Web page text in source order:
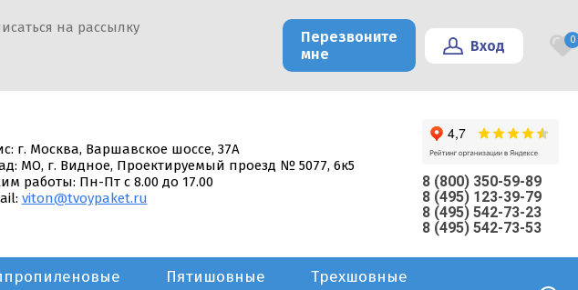
на рассылку
Перезвоните
мне
Вход 0
г. Москва, Варшавское шоссе, 37А
МО, г. Видное, Проектируемый проезд № 5077, 6к5
работы: Пн-Пт с 8.00 до 17.00
viton@tvoypaket.ru
8 (800) 350-59-89
8 (495) 123-39-79
8 (495) 542-73-23
8 (495) 542-73-53
Пятишовные Трехшовные